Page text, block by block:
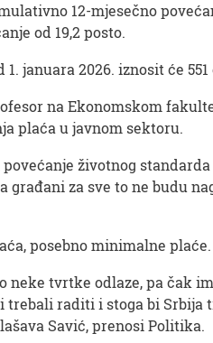
12-mjesečno
od 19,2 posto.
januara 2026. iznosit će 551
na Ekonomskom
plaća u javnom sektoru.
životnog
za sve to ne budu
posebno minimalne plaće.
tvrtke odlaze, pa čak
trebali raditi i stoga bi
Savić, prenosi Politika.